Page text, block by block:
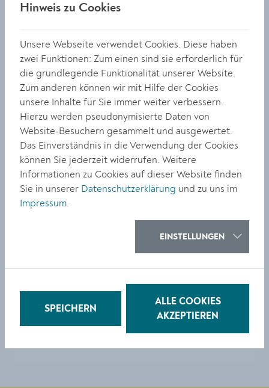
Bausperre A2 Egelsee
Bausperre A4 Reisperbachtal
Bausperre A6 Rosenhügel und Wieden
Bausperre A5 Förthof und Stein
Bausperre A7 Rehberg
Bausperre A8 Alt-Rehberg
Bausperre A9 Kremstalstraße
Bausperre A11 Am Weinzierlberg
Bausperre A13 Angern Ost
Bausperre A14 Kleedorf
Hinweis zu Cookies
Unsere Webseite verwendet Cookies. Diese haben
zwei Funktionen: Zum einen sind sie erforderlich für
die grundlegende Funktionalität unserer Website.
Zum anderen können wir mit Hilfe der Cookies
unsere Inhalte für Sie immer weiter verbessern.
Hierzu werden pseudonymisierte Daten von
Website-Besuchern gesammelt und ausgewertet.
Das Einverständnis in die Verwendung der Cookies
können Sie jederzeit widerrufen. Weitere
Informationen zu Cookies auf dieser Website finden
Sie in unserer Datenschutzerklärung und zu uns im
Impressum.
EINSTELLUNGEN
SPEICHERN
ALLE COOKIES
AKZEPTIEREN